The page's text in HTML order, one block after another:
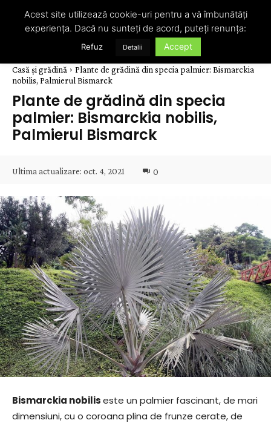
Casă și grădină
Plante de grădină din specia palmier: Bismarckia
nobilis, Palmierul Bismarck
Plante de grădină din specia
palmier: Bismarckia nobilis,
Palmierul Bismarck
Ultima actualizare: oct. 4, 2021 0
Bismarckia nobiliseste un palmier fascinant, de mari
dimensiuni, cu o coroana plina de frunze cerate, de
Acest site utilizează cookie-uri pentru a vă îmbunătăți
experiența. Dacă nu sunteți de acord, puteți renunța:
Refuz Detalii Accept